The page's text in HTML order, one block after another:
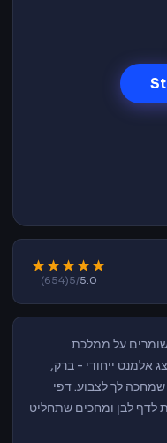
★
★
★
★
★
5.0
/5
(654)
שומרים על ממלכת
אלמנט ייחודי - ברק,
לך לצבוע. דפי
לדף לבן ומחכים שתחליט